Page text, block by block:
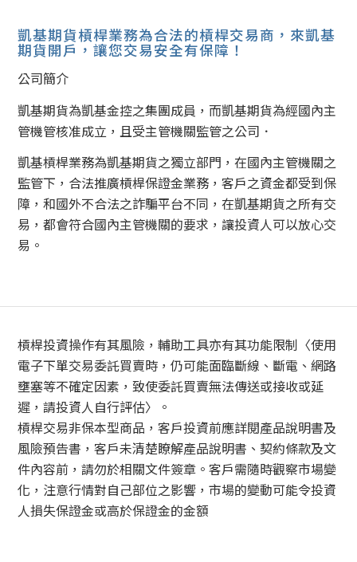
凱基期貨槓桿業務為合法的槓桿交易商，來凱基
期貨開戶，讓您交易安全有保障！
公司簡介
凱基期貨為凱基金控之集團成員，而凱基期貨為經國內主
管機管核准成立，且受主管機關監管之公司．
凱基槓桿業務為凱基期貨之獨立部門，在國內主管機關之
監管下，合法推廣槓桿保證金業務，客戶之資金都受到保
障，和國外不合法之詐騙平台不同，在凱基期貨之所有交
易，都會符合國內主管機關的要求，讓投資人可以放心交
易。
槓桿投資操作有其風險，輔助工具亦有其功能限制〈使用
電子下單交易委託買賣時，仍可能面臨斷線、斷電、網路
壅塞等不確定因素，致使委託買賣無法傳送或接收或延
遲，請投資人自行評估〉。
槓桿交易非保本型商品，客戶投資前應詳閱產品說明書及
風險預告書，客戶未清楚瞭解產品說明書、契約條款及文
件內容前，請勿於相關文件簽章。客戶需隨時觀察市場變
化，注意行情對自己部位之影響，市場的變動可能令投資
人損失保證金或高於保證金的金額